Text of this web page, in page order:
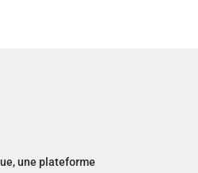
une plateforme